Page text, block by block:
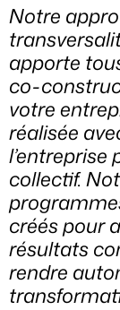
Notre
apporte
co-
votre
réalisée
collectif.
créés pour
résultats
rendre